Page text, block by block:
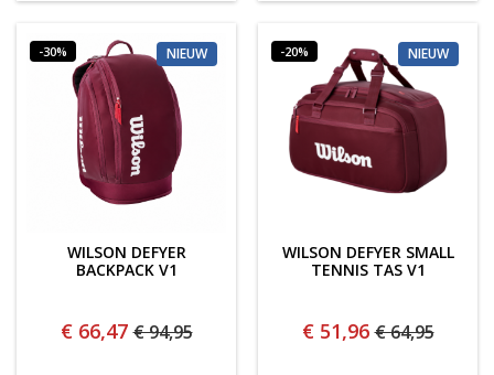
-30% NIEUW
WILSON DEFYER
BACKPACK V1
€ 66,47 € 94,95
-20% NIEUW
WILSON DEFYER SMALL
TENNIS TAS V1
€ 51,96 € 64,95